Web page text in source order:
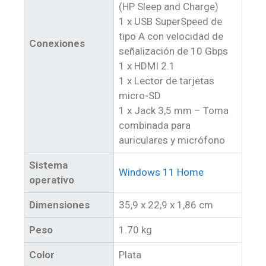
Conexiones
(HP Sleep and Charge)
1 x USB SuperSpeed de
tipo A con velocidad de
señalización de 10 Gbps
1 x HDMI 2.1
1 x Lector de tarjetas
micro-SD
1 x Jack 3,5 mm – Toma
combinada para
auriculares y micrófono
Sistema
operativo
Windows 11 Home
Dimensiones 35,9 x 22,9 x 1,86 cm
Peso 1.70 kg
Color Plata